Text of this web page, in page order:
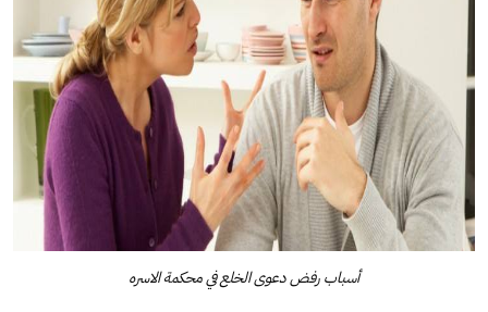
أسباب رفض دعوى الخلع في محكمة الاسره